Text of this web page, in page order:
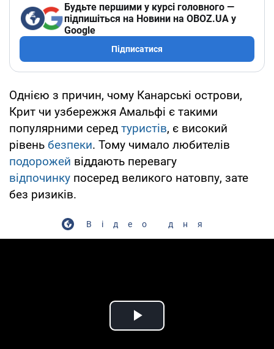
Будьте першими у курсі головного —
підпишіться на Новини на OBOZ.UA у
Google
Підписатися
Однією з причин, чому Канарські острови,
Крит чи узбережжя Амальфі є такими
популярними серед туристів, є високий
рівень безпеки. Тому чимало любителів
подорожей віддають перевагу
відпочинку посеред великого натовпу, зате
без ризиків.
Відео дня
Play Video